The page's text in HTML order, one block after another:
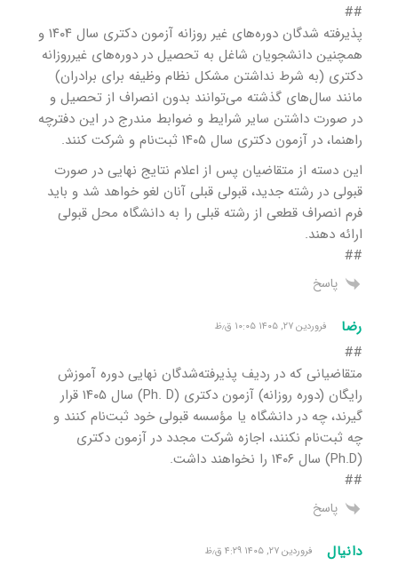
##
پذیرفته شدگان دوره‌های غیر روزانه آزمون دکتری سال ۱۴۰۴ و
همچنین دانشجویان شاغل به تحصیل در دوره‌های غیرروزانه
دکتری (به شرط نداشتن مشکل نظام وظیفه برای برادران)
مانند سال‌های گذشته می‌توانند بدون انصراف از تحصیل و
در صورت داشتن سایر شرایط و ضوابط مندرج در این دفترچه
راهنما، در آزمون دکتری سال ۱۴۰۵ ثبت‌نام و شرکت کنند.
این دسته از متقاضیان پس از اعلام نتایج نهایی در صورت
قبولی در رشته جدید، قبولی قبلی آنان لغو خواهد شد و باید
فرم انصراف قطعی از رشته قبلی را به دانشگاه محل قبولی
ارائه دهند.
##
پاسخ
رضا فروردین ۲۷, ۱۴۰۵ ۱۰:۰۵ ق٫ظ
##
متقاضیانی که در ردیف پذیرفته‌شدگان نهایی دوره آموزش
رایگان (دوره روزانه) آزمون دکتری (Ph. D) سال ۱۴۰۵ قرار
گیرند، چه در دانشگاه یا مؤسسه قبولی خود ثبت‌نام کنند و
چه ثبت‌نام نکنند، اجازه شرکت مجدد در آزمون دکتری
(Ph.D) سال ۱۴۰۶ را نخواهند داشت.
##
پاسخ
دانیال فروردین ۲۷, ۱۴۰۵ ۴:۲۹ ق٫ظ